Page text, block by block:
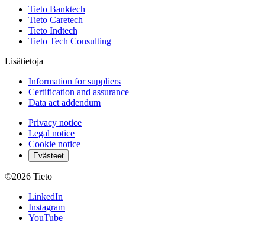
Tieto Banktech
Tieto Caretech
Tieto Indtech
Tieto Tech Consulting
Lisätietoja
Information for suppliers
Certification and assurance
Data act addendum
Privacy notice
Legal notice
Cookie notice
Evästeet
©2026 Tieto
LinkedIn
Instagram
YouTube